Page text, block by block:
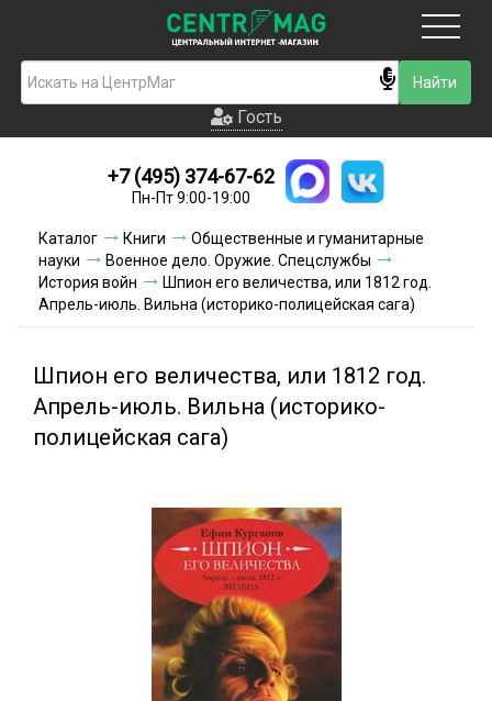
Гость
Новинки
Условия доставки
Условия оплаты
Акции и скидки
Гость
+7 (495) 374-67-62
Пн-Пт 9:00-19:00
Каталог Книги
Общественные и гуманитарные
науки
Военное дело. Оружие. Спецслужбы
История войн
Шпион его величества, или 1812 год.
Апрель-июль. Вильна (историко-полицейская сага)
Шпион его величества, или 1812 год.
Апрель-июль. Вильна (историко-
полицейская сага)